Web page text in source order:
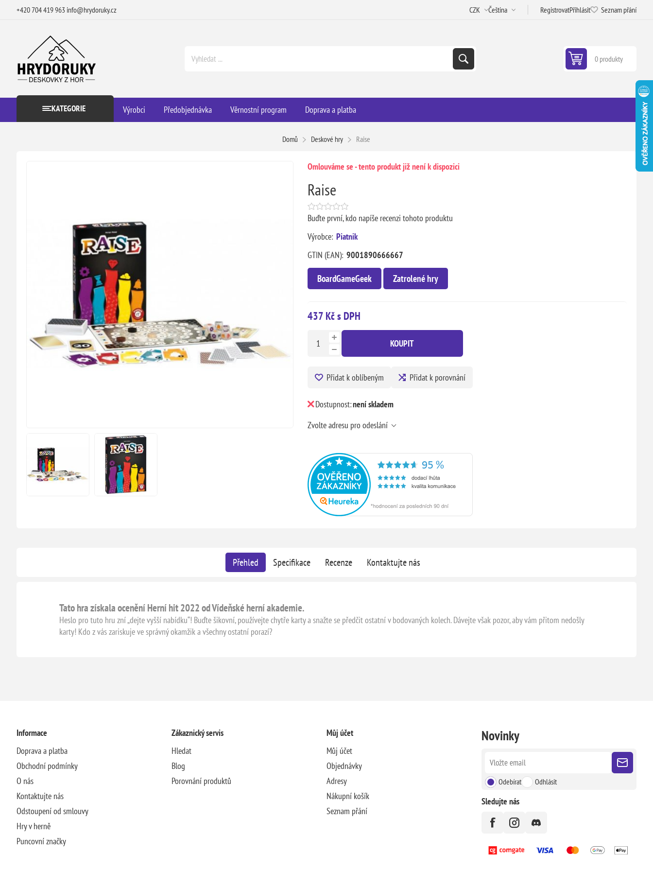
+420 704 419 963 info@hrydoruky.cz RegistrovatPřihlásit Seznam přání
0 produkty
KATEGORIE Výrobci Předobjednávka Věrnostní program Doprava a platba
Domů Deskové hry Raise
Omlouváme se - tento produkt již není k dispozici
Raise
Buďte první, kdo napíše recenzi tohoto produktu
Výrobce: Piatnik
GTIN (EAN): 9001890666667
BoardGameGeek Zatrolené hry
437 Kč s DPH
KOUPIT
Přidat k oblíbeným Přidat k porovnání
Dostupnost:není skladem
Zvolte adresu pro odeslání
Přehled Specifikace Recenze Kontaktujte nás
Tato hra získala ocenění Herní hit 2022 od Vídeňské herní akademie.
Heslo pro tuto hru zní „dejte vyšší nabídku“! Buďte šikovní, používejte chytře karty a snažte se předčit ostatní v bodovaných kolech. Dávejte však pozor, aby vám přitom nedošly
karty! Kdo z vás zariskuje ve správný okamžik a všechny ostatní porazí?
Informace
Doprava a platba
Obchodní podmínky
O nás
Kontaktujte nás
Odstoupení od smlouvy
Hry v herně
Puncovní značky
Zákaznický servis
Hledat
Blog
Porovnání produktů
Můj účet
Můj účet
Objednávky
Adresy
Nákupní košík
Seznam přání
Novinky
Odebírat Odhlásit
Sledujte nás